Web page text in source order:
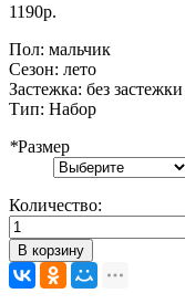
1190р.
Пол: мальчик
Сезон: лето
Застежка: без застежки
Тип: Набор
*Размер
Количество:
В корзину